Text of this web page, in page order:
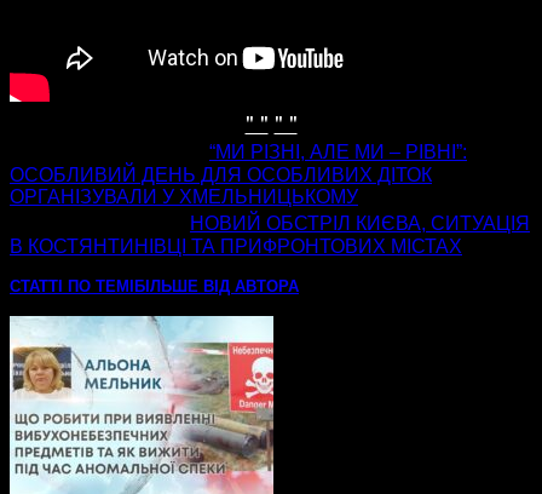
" " " "
“МИ РІЗНІ, АЛЕ МИ – РІВНІ”:
ОСОБЛИВИЙ ДЕНЬ ДЛЯ ОСОБЛИВИХ ДІТОК
ОРГАНІЗУВАЛИ У ХМЕЛЬНИЦЬКОМУ
НОВИЙ ОБСТРІЛ КИЄВА, СИТУАЦІЯ
В КОСТЯНТИНІВЦІ ТА ПРИФРОНТОВИХ МІСТАХ
СТАТТІ ПО ТЕМІ БІЛЬШЕ ВІД АВТОРА